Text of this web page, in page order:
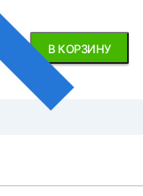
В КОРЗИНУ